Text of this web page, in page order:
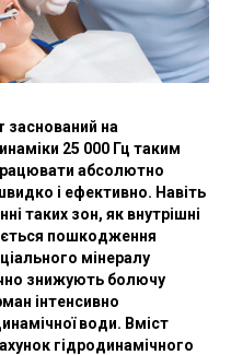
заснований на
25 000 Гц таким
абсолютно
і ефективно. Навіть
таких зон, як внутрішні
пошкодження
мінералу
знижують болючу
інтенсивно
води. Вміст
гідродинамічного